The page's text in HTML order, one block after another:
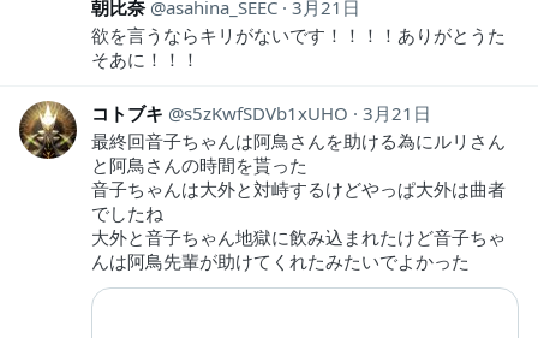
朝比奈 asahina_SEEC 3月21日
欲を言うならキリがないです！！！！ありがとうた
そあに！！！
コトブキ s5zKwfSDVb1xUHO
3月21日
最終回音子ちゃんは阿鳥さんを助ける為にルリさん
と阿鳥さんの時間を貰った
音子ちゃんは大外と対峙するけどやっぱ大外は曲者
でしたね
大外と音子ちゃん地獄に飲み込まれたけど音子ちゃ
んは阿鳥先輩が助けてくれたみたいでよかった